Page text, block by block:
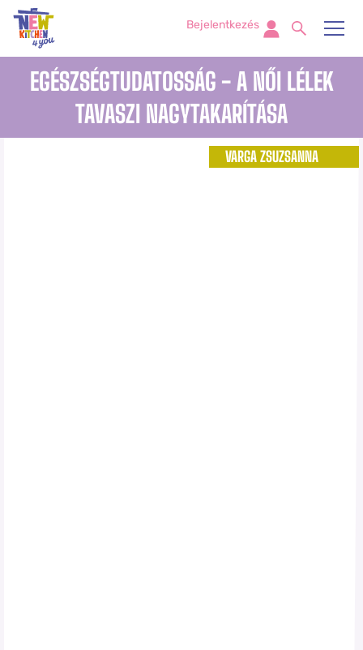
Bejelentkezés
EGÉSZSÉGTUDATOSSÁG - A NŐI LÉLEK
TAVASZI NAGYTAKARÍTÁSA
VARGA ZSUZSANNA